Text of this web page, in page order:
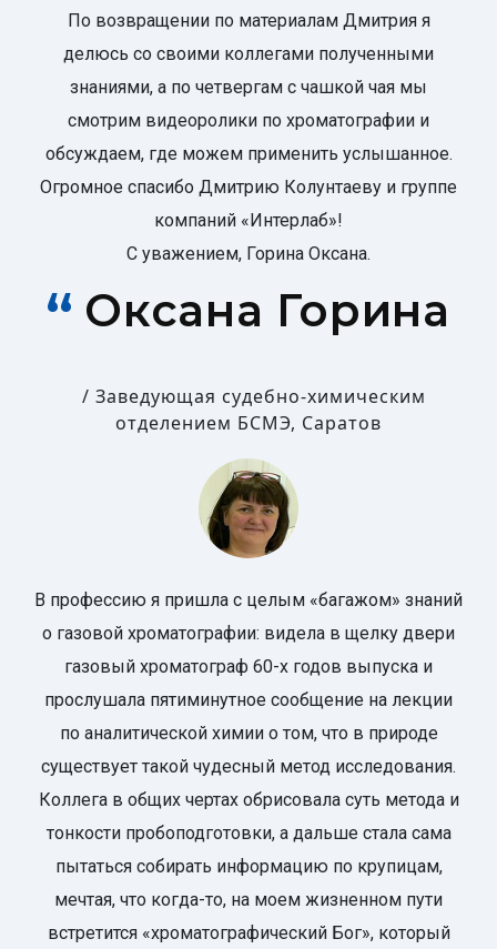
По возвращении по материалам Дмитрия я
делюсь со своими коллегами полученными
знаниями, а по четвергам с чашкой чая мы
смотрим видеоролики по хроматографии и
обсуждаем, где можем применить услышанное.
Огромное спасибо Дмитрию Колунтаеву и группе
компаний «Интерлаб»!
С уважением, Горина Оксана.
Оксана Горина
Заведующая судебно-химическим
отделением БСМЭ, Саратов
В профессию я пришла с целым «багажом» знаний
о газовой хроматографии: видела в щелку двери
газовый хроматограф 60-х годов выпуска и
прослушала пятиминутное сообщение на лекции
по аналитической химии о том, что в природе
существует такой чудесный метод исследования.
Коллега в общих чертах обрисовала суть метода и
тонкости пробоподготовки, а дальше стала сама
пытаться собирать информацию по крупицам,
мечтая, что когда-то, на моем жизненном пути
встретится «хроматографический Бог», который